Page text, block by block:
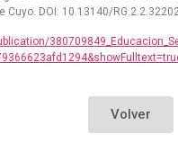
Cuyo. DOI: 10.13140/
Volver